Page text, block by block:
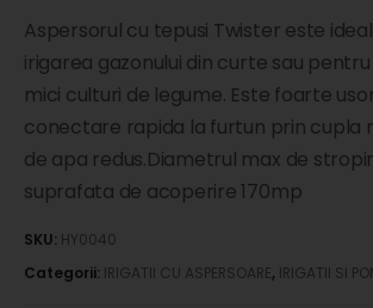
Aspersorul cu tepusi Twister este
irigarea gazonului din curte sau
mici culturi de legume. Este foarte
conectare rapida la furtun prin cupla
de apa redus.Diametrul max de
suprafata de acoperire 170mp
SKU: HY0040
Categorii: IRIGATII CU ASPERSOARE, IRIGATII SI